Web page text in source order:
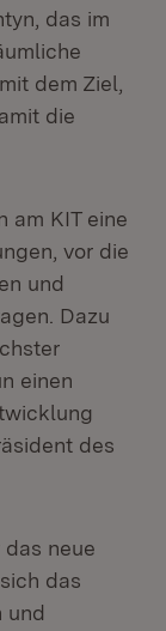
das im
dem Ziel,
die
am KIT eine
vor die
und
Dazu
einen
des
neue
das
und